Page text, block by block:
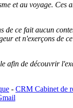
et au voyage.
de ce fait aucun
et n'exerçons de
afin de découvrir
- CRM Cabinet de